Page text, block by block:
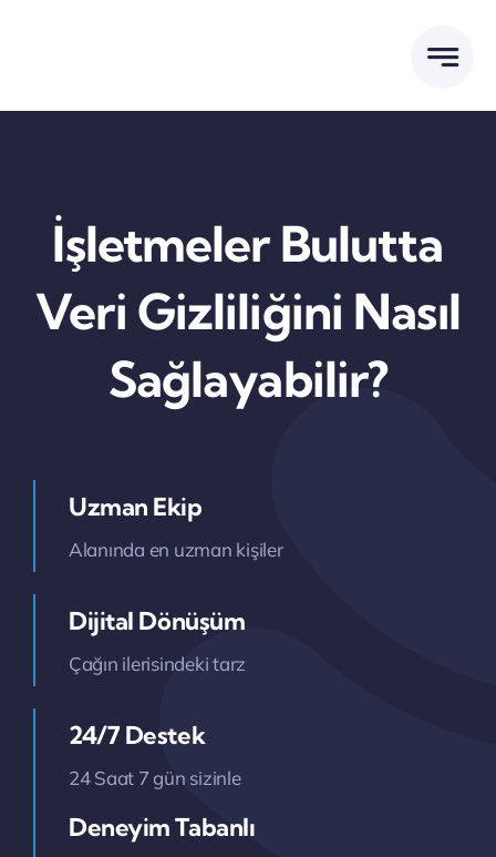
İşletmeler Bulutta
Veri Gizliliğini Nasıl
Sağlayabilir?
Uzman Ekip
Alanında en uzman kişiler
Dijital Dönüşüm
Çağın ilerisindeki tarz
24/7 Destek
24 Saat 7 gün sizinle
Deneyim Tabanlı